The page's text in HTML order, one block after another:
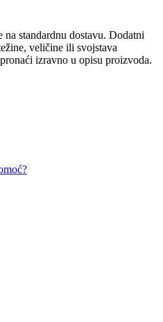
standardnu ​​dostavu. Dodatni
veličine ili svojstava
izravno u opisu proizvoda.